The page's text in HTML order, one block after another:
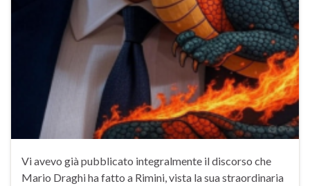
Vi avevo già pubblicato integralmente il discorso che
Mario Draghi ha fatto a Rimini, vista la sua straordinaria